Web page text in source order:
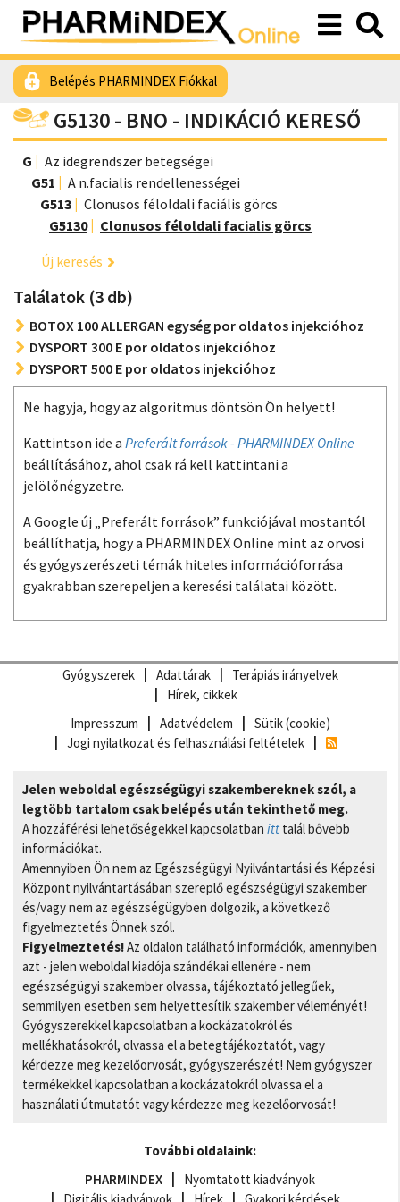
Belépés PHARMINDEX Fiókkal
G5130 - BNO - INDIKÁCIÓ KERESŐ
G
Az idegrendszer betegségei
G51
A n.facialis rendellenességei
G513
Clonusos féloldali faciális görcs
G5130
Clonusos féloldali facialis görcs
Új keresés
Találatok (3 db)
BOTOX 100 ALLERGAN egység por oldatos injekcióhoz
DYSPORT 300 E por oldatos injekcióhoz
DYSPORT 500 E por oldatos injekcióhoz
Ne hagyja, hogy az algoritmus döntsön Ön helyett!
Kattintson ide a Preferált források - PHARMINDEX Online
beállításához, ahol csak rá kell kattintani a
jelölőnégyzetre.
A Google új „Preferált források” funkciójával mostantól
beállíthatja, hogy a PHARMINDEX Online mint az orvosi
és gyógyszerészeti témák hiteles információforrása
gyakrabban szerepeljen a keresési találatai között.
Gyógyszerek Adattárak
Terápiás irányelvek
Hírek, cikkek
Impresszum
Adatvédelem
Sütik (cookie)
Jogi nyilatkozat és felhasználási feltételek
Jelen weboldal egészségügyi szakembereknek szól, a
legtöbb tartalom csak belépés után tekinthető meg.
A hozzáférési lehetőségekkel kapcsolatban itt talál bővebb
információkat.
Amennyiben Ön nem az Egészségügyi Nyilvántartási és Képzési
Központ nyilvántartásában szereplő egészségügyi szakember
és/vagy nem az egészségügyben dolgozik, a következő
figyelmeztetés Önnek szól.
Figyelmeztetés!Az oldalon található információk, amennyiben
azt - jelen weboldal kiadója szándékai ellenére - nem
egészségügyi szakember olvassa, tájékoztató jellegűek,
semmilyen esetben sem helyettesítik szakember véleményét!
Gyógyszerekkel kapcsolatban a kockázatokról és
mellékhatásokról, olvassa el a betegtájékoztatót, vagy
kérdezze meg kezelőorvosát, gyógyszerészét! Nem gyógyszer
termékekkel kapcsolatban a kockázatokról olvassa el a
használati útmutatót vagy kérdezze meg kezelőorvosát!
További oldalaink:
PHARMINDEX
Nyomtatott kiadványok